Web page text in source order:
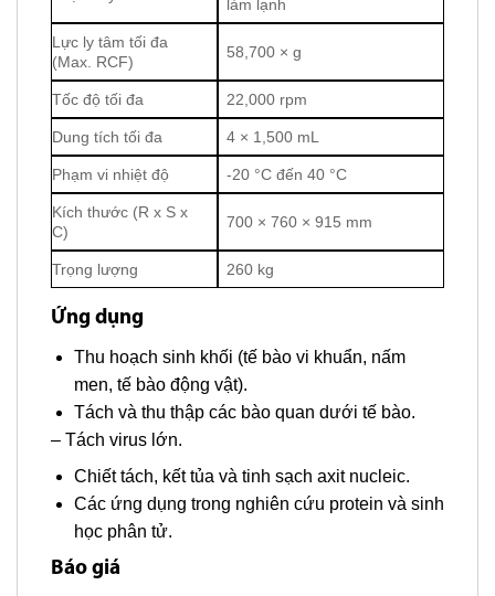
làm lạnh
Lực ly tâm tối đa
(Max. RCF)
58,700 × g
Tốc độ tối đa 22,000 rpm
Dung tích tối đa 4 × 1,500 mL
Phạm vi nhiệt độ -20 °C đến 40 °C
Kích thước (R x S x
C)
700 × 760 × 915 mm
Trọng lượng 260 kg
Ứng dụng
Thu hoạch sinh khối (tế bào vi khuẩn, nấm
men, tế bào động vật).
Tách và thu thập các bào quan dưới tế bào.
– Tách virus lớn.
Chiết tách, kết tủa và tinh sạch axit nucleic.
Các ứng dụng trong nghiên cứu protein và sinh
học phân tử.
Báo giá